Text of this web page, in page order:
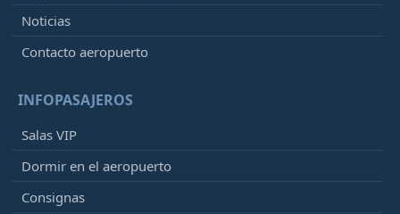
Noticias
Contacto aeropuerto
INFOPASAJEROS
Salas VIP
Dormir en el aeropuerto
Consignas